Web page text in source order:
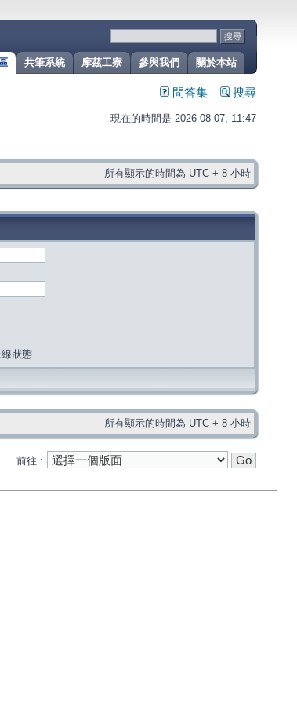
關於本站
參與我們
摩茲工寮
共筆系統
問答集 搜尋
現在的時間是 2026-08-07, 11:47
所有顯示的時間為 UTC + 8 小時
狀態
所有顯示的時間為 UTC + 8 小時
前往 :